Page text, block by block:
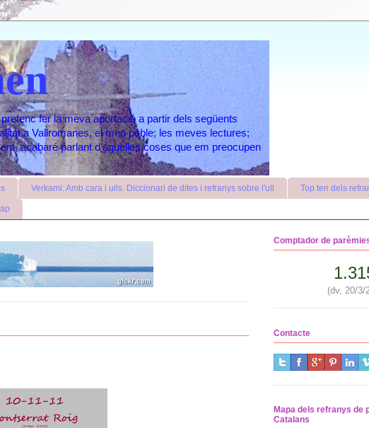
fer la meva aportació a partir dels següents
a Vallromanes, el meu poble; les meves lectures;
acabaré parlant d'aquelles coses que em preocupen
Verkami: Amb cara i ulls. Diccionari de dites i refranys sobre l'ull Top ten dels
Comptador de
(dv, 20/3/
Contacte
Mapa dels refranys de
Catalans